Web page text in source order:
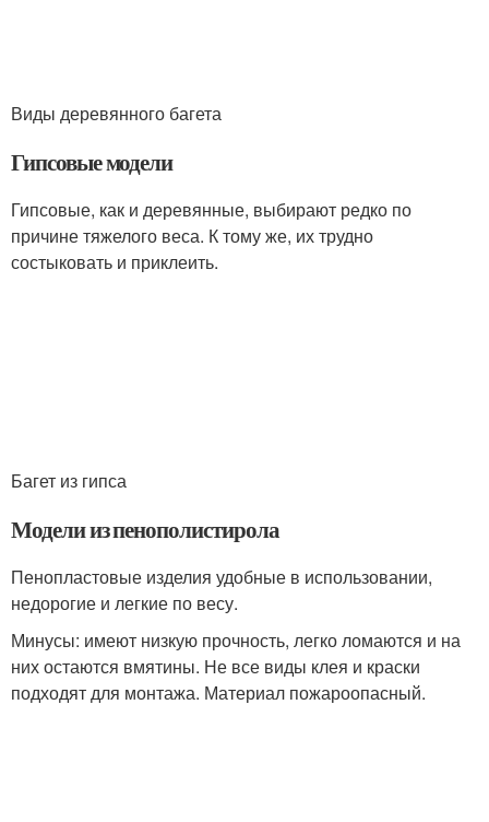
Виды деревянного багета
Гипсовые модели
Гипсовые, как и деревянные, выбирают редко по
причине тяжелого веса. К тому же, их трудно
состыковать и приклеить.
Багет из гипса
Модели из пенополистирола
Пенопластовые изделия удобные в использовании,
недорогие и легкие по весу.
Минусы: имеют низкую прочность, легко ломаются и на
них остаются вмятины. Не все виды клея и краски
подходят для монтажа. Материал пожароопасный.